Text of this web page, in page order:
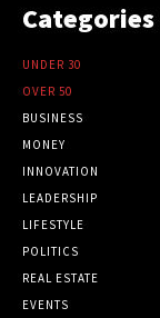
Categories
UNDER 30
OVER 50
BUSINESS
MONEY
INNOVATION
LEADERSHIP
LIFESTYLE
POLITICS
REAL ESTATE
EVENTS